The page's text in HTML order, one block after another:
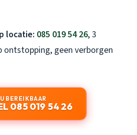
locatie: 085 019 54 26, 3
ontstopping, geen verborgen
BEREIKBAAR
085 019 54 26